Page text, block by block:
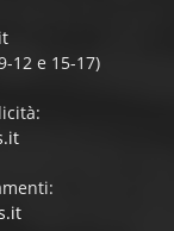
12 e 15-17)